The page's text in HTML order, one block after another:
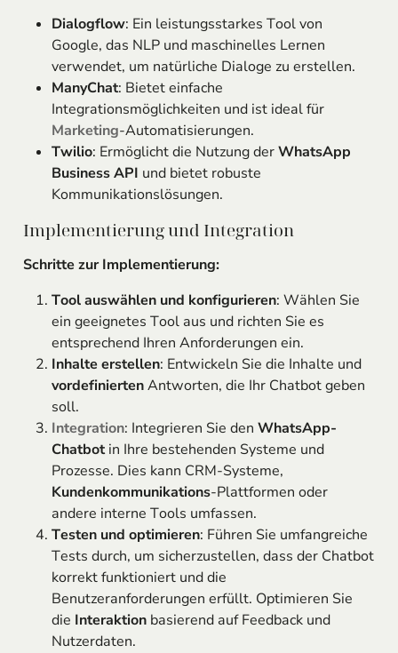
Dialogflow: Ein leistungsstarkes Tool von
Google, das NLP und maschinelles Lernen
verwendet, um natürliche Dialoge zu erstellen.
ManyChat: Bietet einfache
Integrationsmöglichkeiten und ist ideal für
Marketing-Automatisierungen.
Twilio: Ermöglicht die Nutzung derWhatsApp
Business API und bietet robuste
Kommunikationslösungen.
Implementierung und Integration
Schritte zur Implementierung:
Tool auswählen und konfigurieren: Wählen Sie
ein geeignetes Tool aus und richten Sie es
entsprechend Ihren Anforderungen ein.
Inhalte erstellen: Entwickeln Sie die Inhalte und
vordefiniertenAntworten, die Ihr Chatbot geben
soll.
Integration: Integrieren Sie den WhatsApp-
Chatbotin Ihre bestehenden Systeme und
Prozesse. Dies kann CRM-Systeme,
Kundenkommunikations-Plattformen oder
andere interne Tools umfassen.
Testen und optimieren: Führen Sie umfangreiche
Tests durch, um sicherzustellen, dass der Chatbot
korrekt funktioniert und die
Benutzeranforderungen erfüllt. Optimieren Sie
die Interaktionbasierend auf Feedback und
Nutzerdaten.